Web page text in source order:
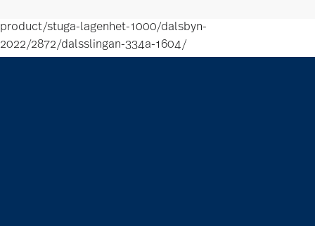
product/stuga-lagenhet-1000/dalsbyn-
2022/2872/dalsslingan-334a-1604/